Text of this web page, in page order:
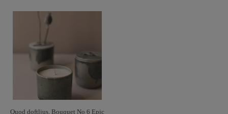
Quod doftljus, Bouquet No 6 Epic